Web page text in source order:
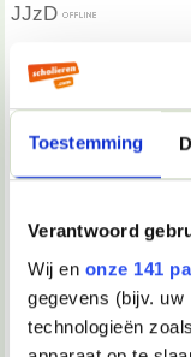
Toestemming
Verantwoord
Wij en onze 141
gegevens (bijv. uw
technologieën
JJzD
-=Odysseus=-
Goed verhaal uit
maar niet realistisch
ik hbe er 25 per dag
wel zou weten zou
29-09-2002, 22:07